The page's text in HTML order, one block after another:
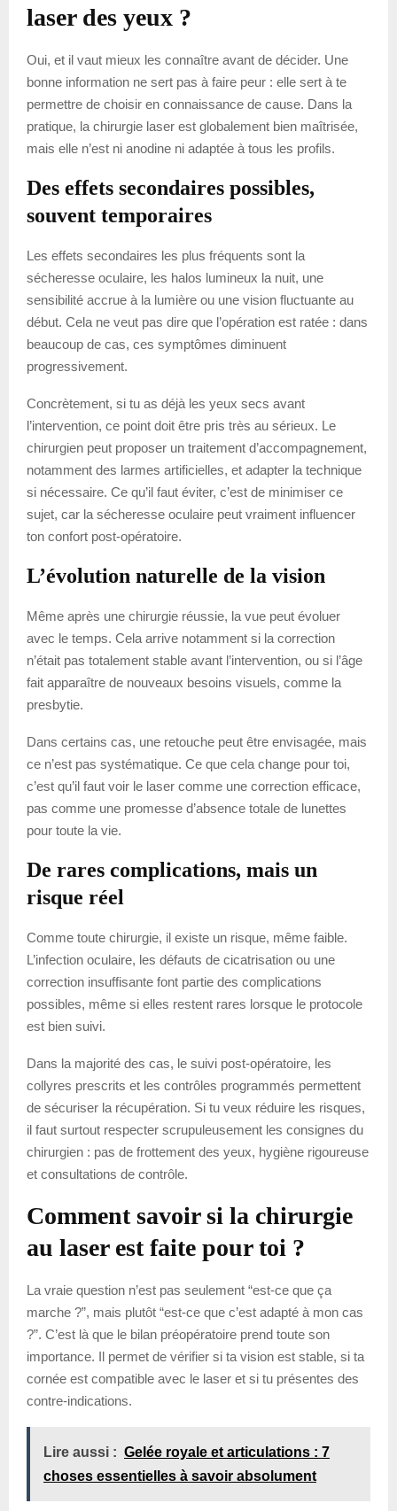
laser des yeux ?
Oui, et il vaut mieux les connaître avant de décider. Une
bonne information ne sert pas à faire peur : elle sert à te
permettre de choisir en connaissance de cause. Dans la
pratique, la chirurgie laser est globalement bien maîtrisée,
mais elle n’est ni anodine ni adaptée à tous les profils.
Des effets secondaires possibles,
souvent temporaires
Les effets secondaires les plus fréquents sont la
sécheresse oculaire, les halos lumineux la nuit, une
sensibilité accrue à la lumière ou une vision fluctuante au
début. Cela ne veut pas dire que l’opération est ratée : dans
beaucoup de cas, ces symptômes diminuent
progressivement.
Concrètement, si tu as déjà les yeux secs avant
l’intervention, ce point doit être pris très au sérieux. Le
chirurgien peut proposer un traitement d’accompagnement,
notamment des larmes artificielles, et adapter la technique
si nécessaire. Ce qu’il faut éviter, c’est de minimiser ce
sujet, car la sécheresse oculaire peut vraiment influencer
ton confort post-opératoire.
L’évolution naturelle de la vision
Même après une chirurgie réussie, la vue peut évoluer
avec le temps. Cela arrive notamment si la correction
n’était pas totalement stable avant l’intervention, ou si l’âge
fait apparaître de nouveaux besoins visuels, comme la
presbytie.
Dans certains cas, une retouche peut être envisagée, mais
ce n’est pas systématique. Ce que cela change pour toi,
c’est qu’il faut voir le laser comme une correction efficace,
pas comme une promesse d’absence totale de lunettes
pour toute la vie.
De rares complications, mais un
risque réel
Comme toute chirurgie, il existe un risque, même faible.
L’infection oculaire, les défauts de cicatrisation ou une
correction insuffisante font partie des complications
possibles, même si elles restent rares lorsque le protocole
est bien suivi.
Dans la majorité des cas, le suivi post-opératoire, les
collyres prescrits et les contrôles programmés permettent
de sécuriser la récupération. Si tu veux réduire les risques,
il faut surtout respecter scrupuleusement les consignes du
chirurgien : pas de frottement des yeux, hygiène rigoureuse
et consultations de contrôle.
Comment savoir si la chirurgie
au laser est faite pour toi ?
La vraie question n’est pas seulement “est-ce que ça
marche ?”, mais plutôt “est-ce que c’est adapté à mon cas
?”. C’est là que le bilan préopératoire prend toute son
importance. Il permet de vérifier si ta vision est stable, si ta
cornée est compatible avec le laser et si tu présentes des
contre-indications.
Lire aussi : Gelée royale et articulations : 7
choses essentielles à savoir absolument